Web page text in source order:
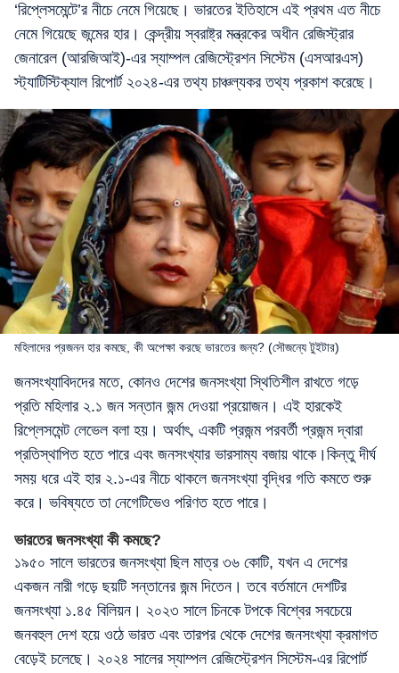
‘রিপ্লেসমেন্টে’র নীচে নেমে গিয়েছে। ভারতের ইতিহাসে এই প্রথম এত নীচে
নেমে গিয়েছে জন্মের হার। কেন্দ্রীয় স্বরাষ্ট্র মন্ত্রকের অধীন রেজিস্ট্রার
জেনারেল (আরজিআই)-এর স্যাম্পল রেজিস্ট্রেশন সিস্টেম (এসআরএস)
স্ট্যাটিস্টিক্যাল রিপোর্ট ২০২৪-এর তথ্য চাঞ্চল্যকর তথ্য প্রকাশ করেছে।
মহিলাদের প্রজনন হার কমছে, কী অপেক্ষা করছে ভারতের জন্য? (সৌজন্যে টুইটার)
জনসংখ্যাবিদদের মতে, কোনও দেশের জনসংখ্যা স্থিতিশীল রাখতে গড়ে
প্রতি মহিলার ২.১ জন সন্তান জন্ম দেওয়া প্রয়োজন। এই হারকেই
রিপ্লেসমেন্ট লেভেল বলা হয়। অর্থাৎ, একটি প্রজন্ম পরবর্তী প্রজন্ম দ্বারা
প্রতিস্থাপিত হতে পারে এবং জনসংখ্যার ভারসাম্য বজায় থাকে।কিন্তু দীর্ঘ
সময় ধরে এই হার ২.১-এর নীচে থাকলে জনসংখ্যা বৃদ্ধির গতি কমতে শুরু
করে। ভবিষ্যতে তা নেগেটিভেও পরিণত হতে পারে।
ভারতের জনসংখ্যা কী কমছে?
১৯৫০ সালে ভারতের জনসংখ্যা ছিল মাত্র ৩৬ কোটি, যখন এ দেশের
একজন নারী গড়ে ছয়টি সন্তানের জন্ম দিতেন। তবে বর্তমানে দেশটির
জনসংখ্যা ১.৪৫ বিলিয়ন। ২০২৩ সালে চিনকে টপকে বিশ্বের সবচেয়ে
জনবহুল দেশ হয়ে ওঠে ভারত এবং তারপর থেকে দেশের জনসংখ্যা ক্রমাগত
বেড়েই চলেছে। ২০২৪ সালের স্যাম্পল রেজিস্ট্রেশন সিস্টেম-এর রিপোর্ট